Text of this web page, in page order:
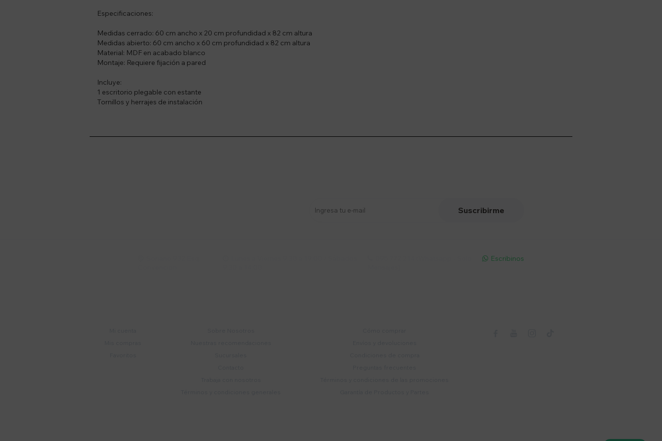
Especificaciones:
Medidas cerrado: 60 cm ancho x 20 cm profundidad x 82 cm altura
Medidas abierto: 60 cm ancho x 60 cm profundidad x 82 cm altura
Material: MDF en acabado blanco
Montaje: Requiere fijación a pared
Incluye:
1 escritorio plegable con estante
Tornillos y herrajes de instalación
Suscribirme
 Escribinos